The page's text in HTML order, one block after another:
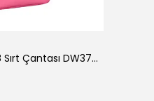
Adidas BP Classic 18 Sırt Çantası DW3709